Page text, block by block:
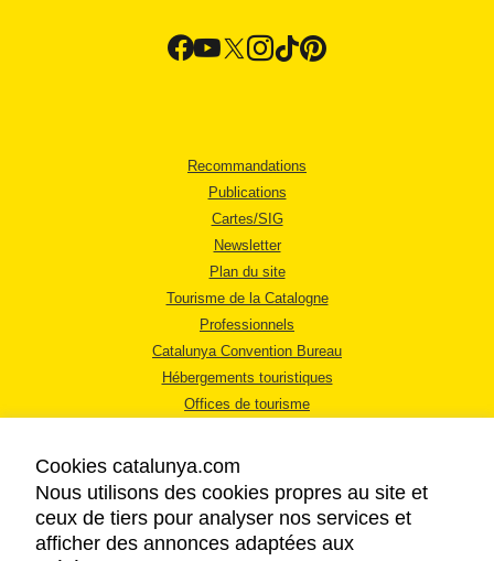
Recommandations
Publications
Cartes/SIG
Newsletter
Plan du site
Tourisme de la Catalogne
Professionnels
Catalunya Convention Bureau
Hébergements touristiques
Offices de tourisme
Cookies catalunya.com
Nous utilisons des cookies propres au site et
ceux de tiers pour analyser nos services et
afficher des annonces adaptées aux